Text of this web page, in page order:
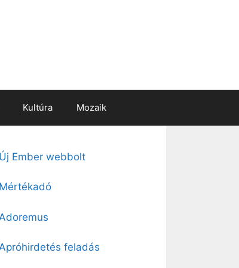
Kultúra Mozaik
Ember webbolt
feladás